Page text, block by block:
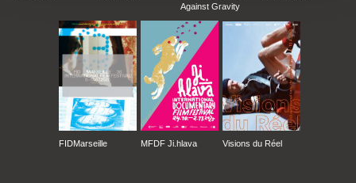
Against Gravity
FIDMarseille MFDF Ji.hlava Visions du Réel